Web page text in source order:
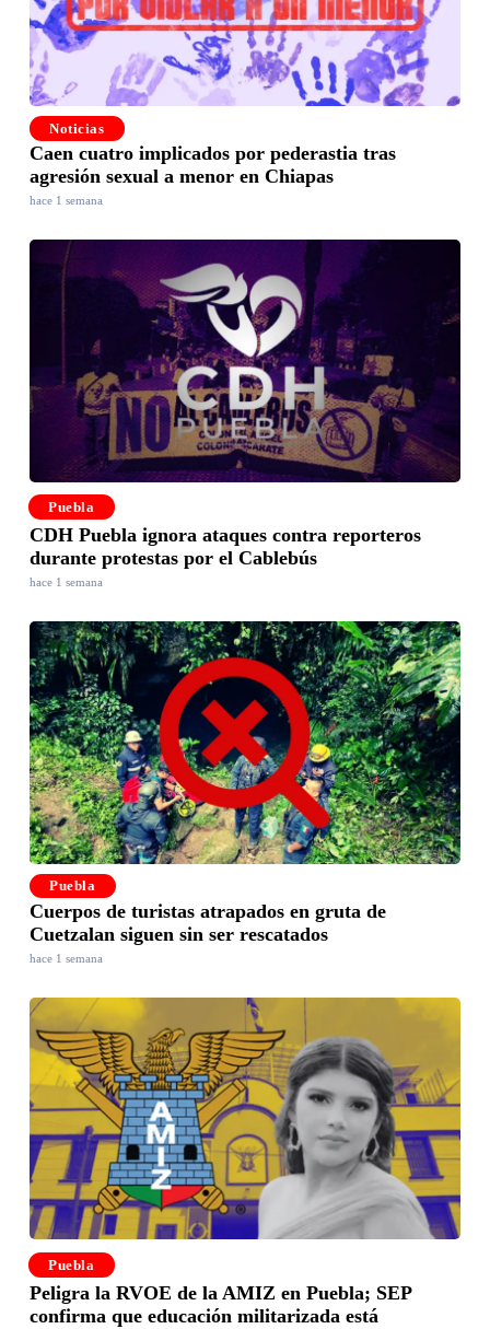
Noticias
Caen cuatro implicados por pederastia tras
agresión sexual a menor en Chiapas
hace 1 semana
Puebla
CDH Puebla ignora ataques contra reporteros
durante protestas por el Cablebús
hace 1 semana
Puebla
Cuerpos de turistas atrapados en gruta de
Cuetzalan siguen sin ser rescatados
hace 1 semana
Puebla
Peligra la RVOE de la AMIZ en Puebla; SEP
confirma que educación militarizada está